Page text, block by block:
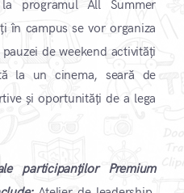
programul All Summer
în campus se vor organiza
de weekend activități
la un cinema, seară de
și oportunități de a lega
participanților Premium